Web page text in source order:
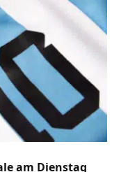
am Dienstag